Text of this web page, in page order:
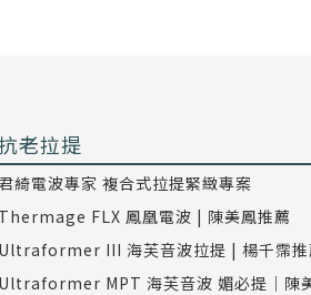
老拉提
君綺電波專家 複合式拉提緊緻專案
Thermage FLX 鳳凰電波 | 陳美鳳推薦
Ultraformer III 海芙音波拉提 | 楊千霈推
Ultraformer MPT 海芙音波 媚必提｜陳